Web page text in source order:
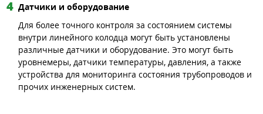
Датчики и оборудование
Для более точного контроля за состоянием системы
внутри линейного колодца могут быть установлены
различные датчики и оборудование. Это могут быть
уровнемеры, датчики температуры, давления, а также
устройства для мониторинга состояния трубопроводов и
прочих инженерных систем.